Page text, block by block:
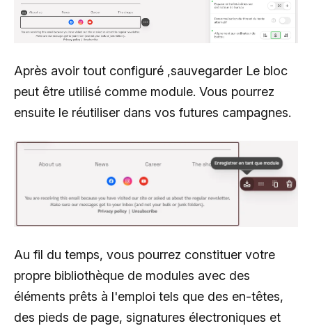
Après avoir tout configuré ,sauvegarder Le bloc
peut être utilisé comme module. Vous pourrez
ensuite le réutiliser dans vos futures campagnes.
Au fil du temps, vous pourrez constituer votre
propre bibliothèque de modules avec des
éléments prêts à l'emploi tels que des en-têtes,
des pieds de page, signatures électroniques et